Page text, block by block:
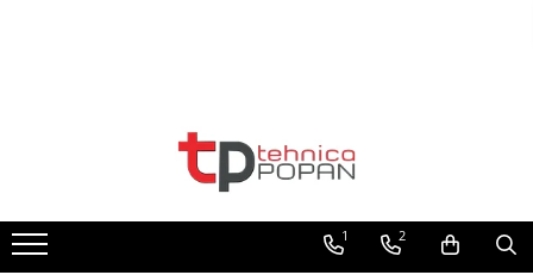
1. Piese & Accesorii Tractoare
1.1. Cabina & Caroserie
1.1.1. Geamuri 1 2